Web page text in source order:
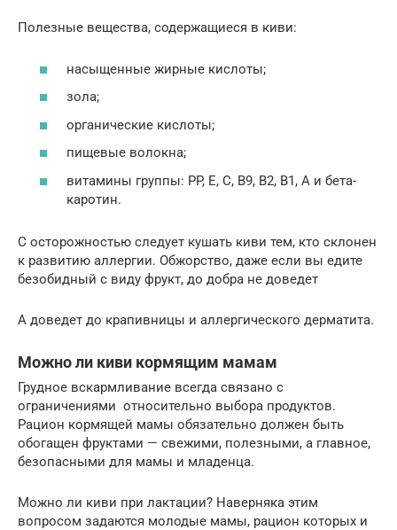
Полезные вещества, содержащиеся в киви:
насыщенные жирные кислоты;
зола;
органические кислоты;
пищевые волокна;
витамины группы: PP, E, C, B9, B2, B1, A и бета-
каротин.
С осторожностью следует кушать киви тем, кто склонен
к развитию аллергии. Обжорство, даже если вы едите
безобидный с виду фрукт, до добра не доведет
А доведет до крапивницы и аллергического дерматита.
Можно ли киви кормящим мамам
Грудное вскармливание всегда связано с
ограничениями относительно выбора продуктов.
Рацион кормящей мамы обязательно должен быть
обогащен фруктами — свежими, полезными, а главное,
безопасными для мамы и младенца.
Можно ли киви при лактации? Наверняка этим
вопросом задаются молодые мамы, рацион которых и